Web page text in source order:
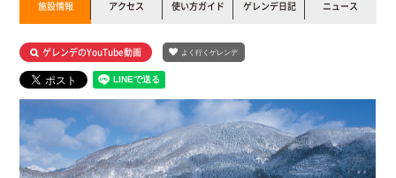
施設情報 アクセス 使い方ガイド ゲレンデ日記 ニュース
ゲレンデのYouTube動画 よく行くゲレンデ